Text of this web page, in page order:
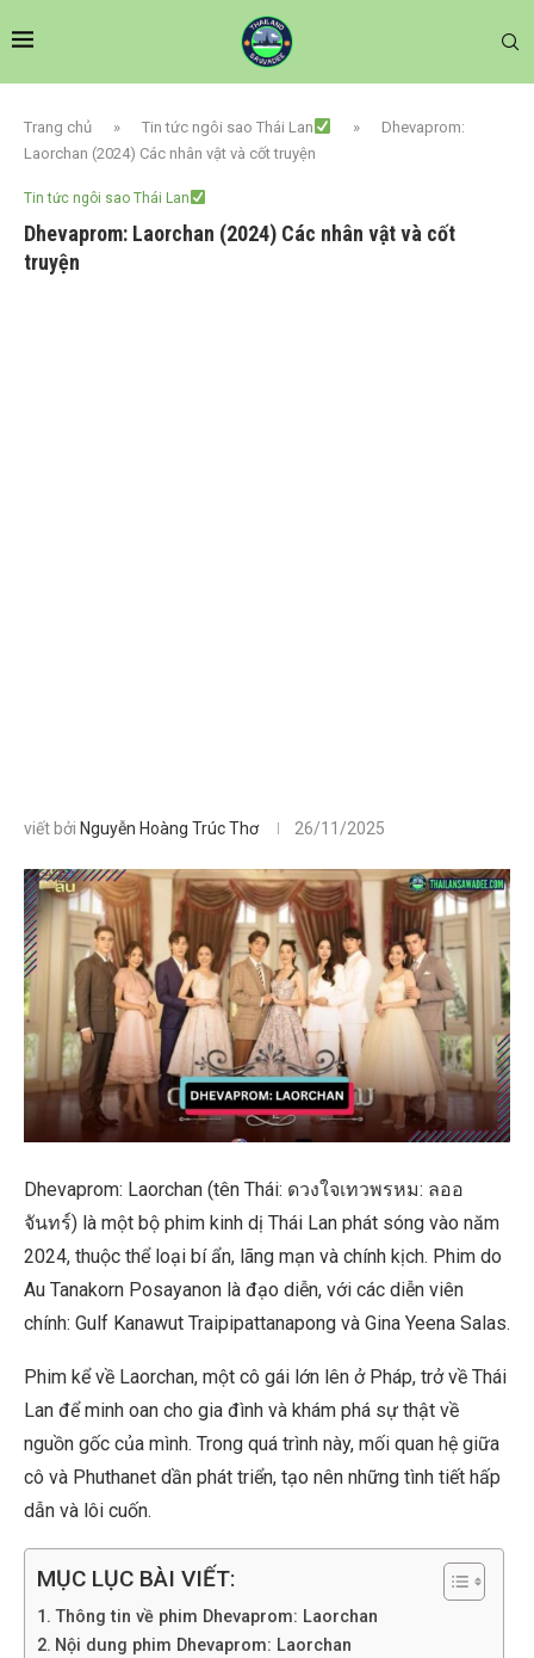
Trang chủ » Tin tức ngôi sao Thái Lan »
Dhevaprom:
Laorchan (2024) Các nhân vật và cốt truyện
Tin tức ngôi sao Thái Lan
Dhevaprom: Laorchan (2024) Các nhân vật và cốt
truyện
viết bởi Nguyễn Hoàng Trúc Thơ 26/11/2025
Dhevaprom: Laorchan (tên Thái: ดวงใจเทวพรหม: ลออ
จันทร์) là một bộ phim kinh dị Thái Lan phát sóng vào năm
2024, thuộc thể loại bí ẩn, lãng mạn và chính kịch. Phim do
Au Tanakorn Posayanon là đạo diễn, với các diễn viên
chính: Gulf Kanawut Traipipattanapong và Gina Yeena Salas.
Phim kể về Laorchan, một cô gái lớn lên ở Pháp, trở về Thái
Lan để minh oan cho gia đình và khám phá sự thật về
nguồn gốc của mình. Trong quá trình này, mối quan hệ giữa
cô và Phuthanet dần phát triển, tạo nên những tình tiết hấp
dẫn và lôi cuốn.
MỤC LỤC BÀI VIẾT:
Thông tin về phim Dhevaprom: Laorchan
Nội dung phim Dhevaprom: Laorchan